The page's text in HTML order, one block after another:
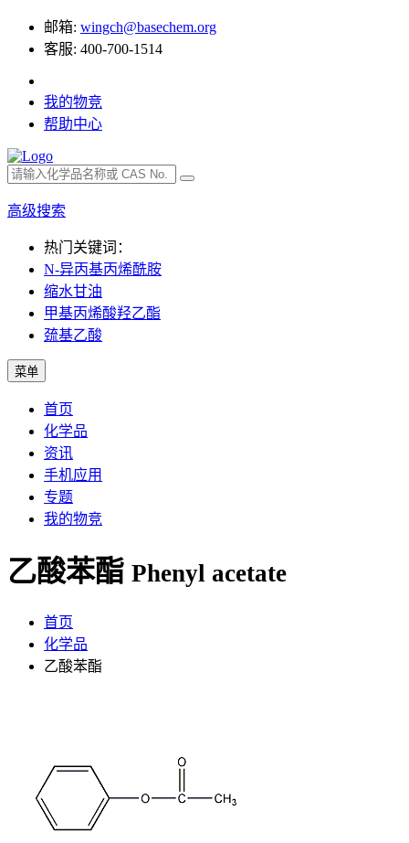
邮箱: wingch@basechem.org
客服: 400-700-1514
我的物竞
帮助中心
高级搜索
热门关键词：
N-异丙基丙烯酰胺
缩水甘油
甲基丙烯酸羟乙酯
巯基乙酸
菜单
首页
化学品
资讯
手机应用
专题
我的物竞
乙酸苯酯 Phenyl acetate
首页
化学品
乙酸苯酯